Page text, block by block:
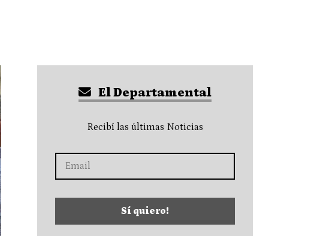
El Departamental
Recibí las últimas Noticias
Sí quiero!